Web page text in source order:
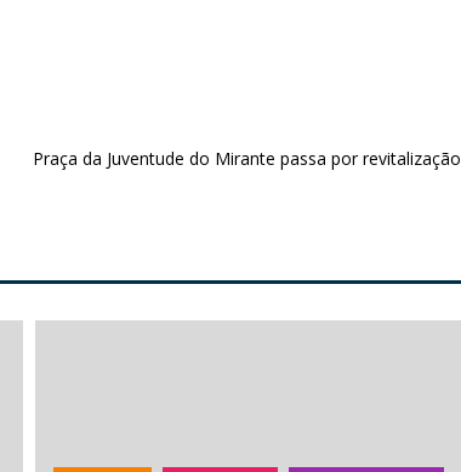
Praça da Juventude do Mirante passa por revitalização